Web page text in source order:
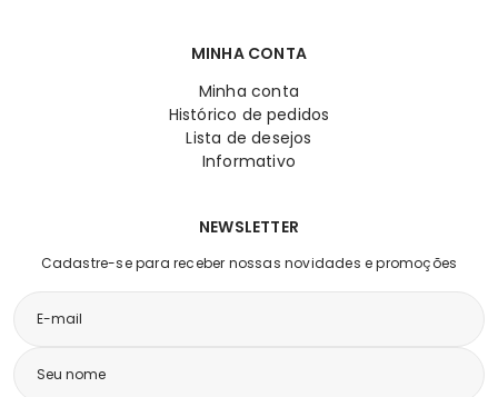
MINHA CONTA
Minha conta
Histórico de pedidos
Lista de desejos
Informativo
NEWSLETTER
Cadastre-se para receber nossas novidades e promoções